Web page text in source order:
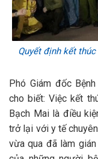
Quyết định kết
Phó Giám đốc
cho biết: Việc kết
Bạch Mai là điều
trở lại với y tế
vừa qua đã làm